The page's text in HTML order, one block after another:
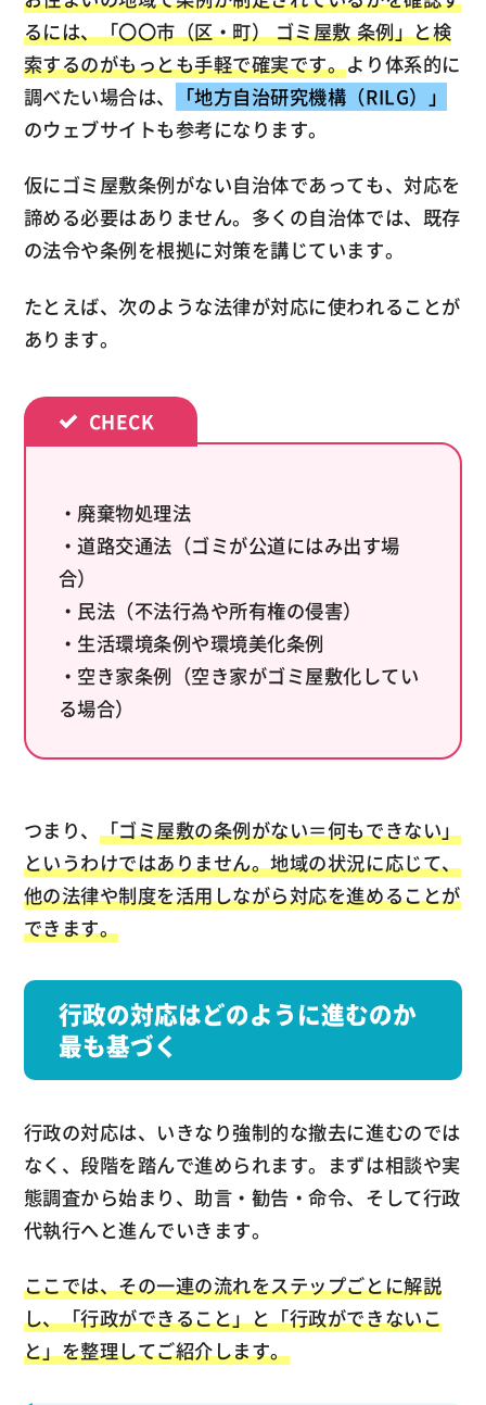
るには、「〇〇市（区・町） ゴミ屋敷 条例」と検
索するのがもっとも手軽で確実です。より体系的に
調べたい場合は、
「地方自治研究機構（RILG）」
のウェブサイトも参考になります。
仮にゴミ屋敷条例がない自治体であっても、対応を
諦める必要はありません。多くの自治体では、既存
の法令や条例を根拠に対策を講じています。
たとえば、次のような法律が対応に使われることが
あります。
・廃棄物処理法
・道路交通法（ゴミが公道にはみ出す場
合）
・民法（不法行為や所有権の侵害）
・生活環境条例や環境美化条例
・空き家条例（空き家がゴミ屋敷化してい
る場合）
つまり、 「ゴミ屋敷の条例がない＝何もできない」
というわけではありません。地域の状況に応じて、
他の法律や制度を活用しながら対応を進めることが
できます。
行政の対応はどのように進むのか
最も基づく
行政の対応は、いきなり強制的な撤去に進むのでは
なく、段階を踏んで進められます。まずは相談や実
態調査から始まり、助言・勧告・命令、そして行政
代執行へと進んでいきます。
ここでは、その一連の流れをステップごとに解説
し、「行政ができること」と「行政ができないこ
と」を整理してご紹介します。